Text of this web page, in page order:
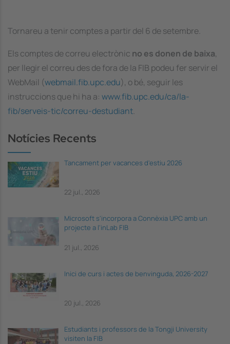
Tornareu a tenir comptes a partir del 6 de setembre.
Els comptes de correu electrònic no es donen de baixa,
per llegir el correu des de fora de la FIB podeu fer servir el
WebMail (webmail.fib.upc.edu), o bé, seguir les
instruccions que hi ha a: www.fib.upc.edu/ca/la-
fib/serveis-tic/correu-destudiant.
Notícies Recents
Tancament per vacances d'estiu 2026
22 jul., 2026
Microsoft s'incorpora a Connèxia UPC amb un
projecte a l'inLab FIB
21 jul., 2026
Inici de curs i actes de benvinguda, 2026-2027
20 jul., 2026
Estudiants i professors de la Tongji University
visiten la FIB